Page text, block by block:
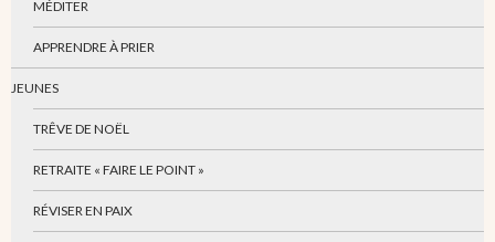
MÉDITER
APPRENDRE À PRIER
JEUNES
TRÊVE DE NOËL
RETRAITE « FAIRE LE POINT »
RÉVISER EN PAIX